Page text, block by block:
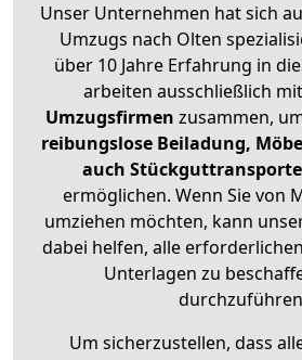
Unser Unternehmen hat sich
Umzugs nach Olten
über 10 Jahre Erfahrung in
arbeiten ausschließlich
Umzugsfirmen zusammen,
reibungslose Beiladung,
auch Stückguttransporte
ermöglichen. Wenn Sie von
umziehen möchten, kann
dabei helfen, alle
Unterlagen zu
Um sicherzustellen, dass